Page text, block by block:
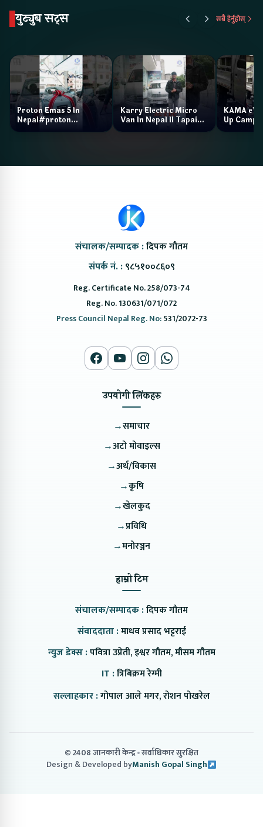
युट्युब सट्स सबै हेर्नुहोस्
Proton Emas 5 In
Nepal#proton
#protonemas5#protonnepal#evcarnepal
Karry Electric Micro
Van In Nepal II Tapaiko
Bazar II Jankari
KAMA eV
Up Camp
संचालक/सम्पादक :दिपक गौतम
संपर्क नं. : ९८५१००८६०९
Reg. Certificate No. 258/073-74
Reg. No. 130631/071/072
Press Council Nepal Reg. No:531/2072-73
उपयोगी लिंकहरु
→समाचार
→अटो मोवाइल्स
→अर्थ/विकास
→कृषि
→खेलकुद
→प्रविधि
→मनोरञ्जन
हाम्रो टिम
संचालक/सम्पादक :दिपक गौतम
संवाददाता :माधव प्रसाद भट्टराई
न्युज डेक्स :पवित्रा उप्रेती, इश्वर गौतम, मौसम गौतम
IT :त्रिबिक्रम रेग्मी
सल्लाहकार :गोपाल आले मगर, रोशन पोखरेल
© 2408 जानकारी केन्द्र सर्वाधिकार सुरक्षित
Design & Developed byManish Gopal Singh